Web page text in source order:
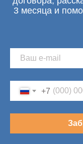
3 месяца и
+7